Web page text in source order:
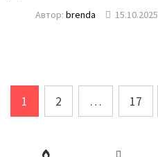
Автор:brenda 15.10.2025
Пагинация
записей
1 2 … 17